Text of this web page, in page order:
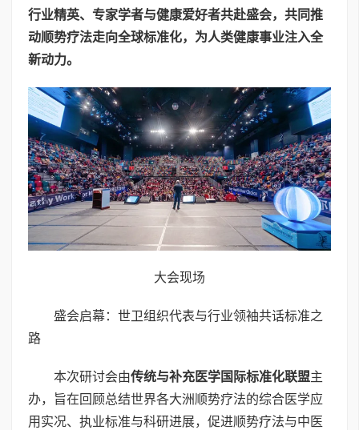
行业精英、专家学者与健康爱好者共赴盛会，共同推
动顺势疗法走向全球标准化，为人类健康事业注入全
新动力。
大会现场
盛会启幕：世卫组织代表与行业领袖共话标准之
路
本次研讨会由传统与补充医学国际标准化联盟主
办，旨在回顾总结世界各大洲顺势疗法的综合医学应
用实况、执业标准与科研进展，促进顺势疗法与中医